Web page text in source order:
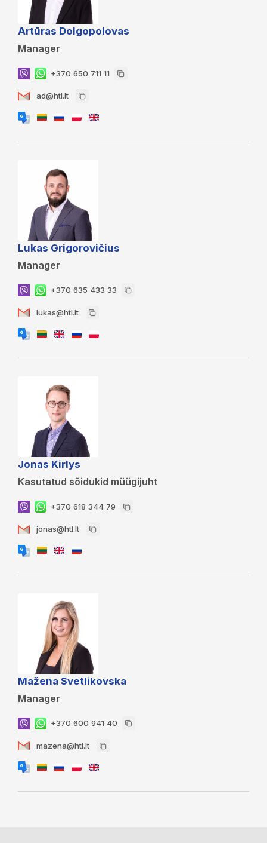
Artūras Dolgopolovas
Manager
+370 650 711 11
ad@htl.lt
Lukas Grigorovičius
Manager
+370 635 433 33
lukas@htl.lt
Jonas Kirlys
Kasutatud sõidukid müügijuht
+370 618 344 79
jonas@htl.lt
Mažena Svetlikovska
Manager
+370 600 941 40
mazena@htl.lt